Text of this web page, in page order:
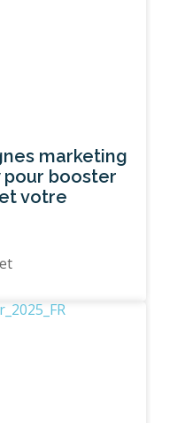
marketing
pour booster
votre